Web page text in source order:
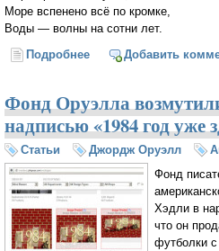
Море вспенено всё по кромке,
Воды — волны на сотни лет.
Подробнее о Я нашла на дороге
Добавить
Фонд Оруэлла
надписью «1984 год уже
Статьи Джордж Оруэлл
Фонд
Хэдли в
что он
футболки